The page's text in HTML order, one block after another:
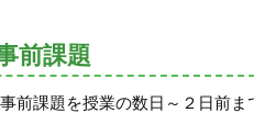
前課題
事前課題を授業の数日～２日前